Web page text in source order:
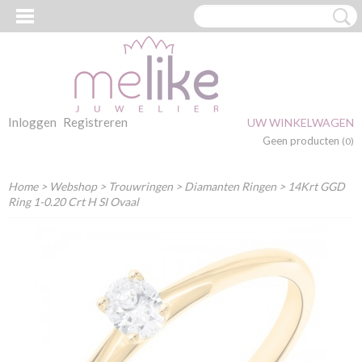
Inloggen Registreren UW WINKELWAGEN
Geen producten (0)
Home> Webshop> Trouwringen > Diamanten Ringen > 14Krt GGD
Ring 1-0.20 Crt H SI Ovaal